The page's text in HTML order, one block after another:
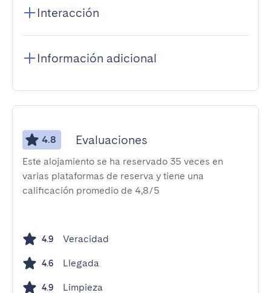
Interacción
Información adicional
4.8 Evaluaciones
Este alojamiento se ha reservado 35 veces en
varias plataformas de reserva y tiene una
calificación promedio de 4,8/5
4.9 Veracidad
4.6 Llegada
4.9 Limpieza